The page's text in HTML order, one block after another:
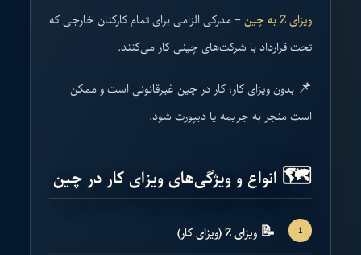
ویزای Z به چین
– مدرکی الزامی برای تمام کارکنان خارجی که
تحت قرارداد با شرکت‌های چینی کار می‌کنند.
📌 بدون ویزای کار، کار در چین غیرقانونی است و ممکن
است منجر به جریمه یا دیپورت شود.
🗺️ انواع و ویژگی‌های ویزای کار در چین
📝 ویزای Z (ویزای کار)